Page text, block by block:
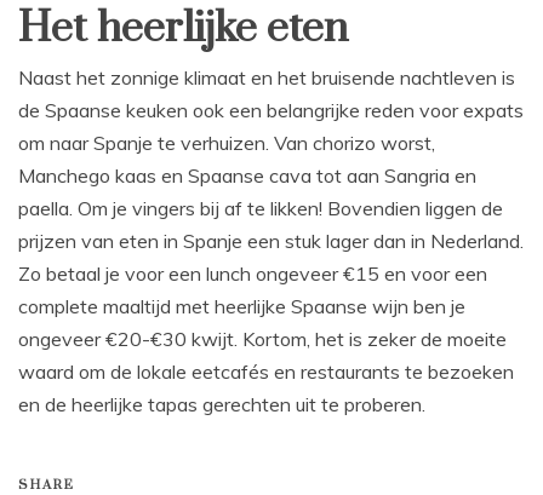
Het heerlijke eten
Naast het zonnige klimaat en het bruisende nachtleven is
de Spaanse keuken ook een belangrijke reden voor expats
om naar Spanje te verhuizen. Van chorizo worst,
Manchego kaas en Spaanse cava tot aan Sangria en
paella. Om je vingers bij af te likken! Bovendien liggen de
prijzen van eten in Spanje een stuk lager dan in Nederland.
Zo betaal je voor een lunch ongeveer €15 en voor een
complete maaltijd met heerlijke Spaanse wijn ben je
ongeveer €20-€30 kwijt. Kortom, het is zeker de moeite
waard om de lokale eetcafés en restaurants te bezoeken
en de heerlijke tapas gerechten uit te proberen.
SHARE